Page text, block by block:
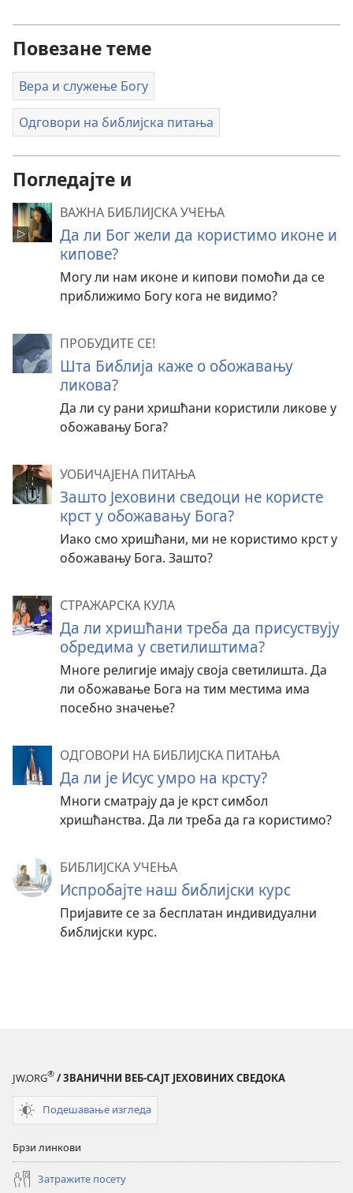
Повезане теме
Вера и служење Богу
Одговори на библијска питања
Погледајте и
ВАЖНА БИБЛИЈСКА УЧЕЊА
Да ли Бог жели да користимо иконе и
кипове?
Могу ли нам иконе и кипови помоћи да се
приближимо Богу кога не видимо?
ПРОБУДИТЕ СЕ!
Шта Библија каже о обожавању
ликова?
Да ли су рани хришћани користили ликове у
обожавању Бога?
УОБИЧАЈЕНА ПИТАЊА
Зашто Јеховини сведоци не користе
крст у обожавању Бога?
Иако смо хришћани, ми не користимо крст у
обожавању Бога. Зашто?
СТРАЖАРСКА КУЛА
Да ли хришћани треба да присуствују
обредима у светилиштима?
Многе религије имају своја светилишта. Да
ли обожавање Бога на тим местима има
посебно значење?
ОДГОВОРИ НА БИБЛИЈСКА ПИТАЊА
Да ли је Исус умро на крсту?
Многи сматрају да је крст симбол
хришћанства. Да ли треба да га користимо?
БИБЛИЈСКА УЧЕЊА
Испробајте наш библијски курс
Пријавите се за бесплатан индивидуални
библијски курс.
JW.ORG® / ЗВАНИЧНИ ВЕБ-САЈТ ЈЕХОВИНИХ СВЕДОКА
Подешавање изгледа
Брзи линкови
Затражите посету